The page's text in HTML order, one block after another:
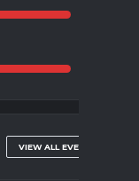
VIEW ALL EVENTS